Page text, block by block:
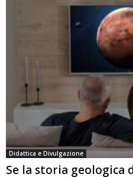
Didattica e Divulgazione
Se la storia geologica